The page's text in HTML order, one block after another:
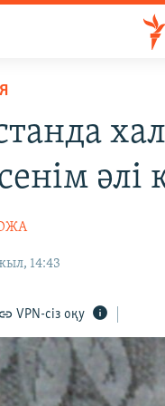
әлі
14:43
VPN-сіз оқу